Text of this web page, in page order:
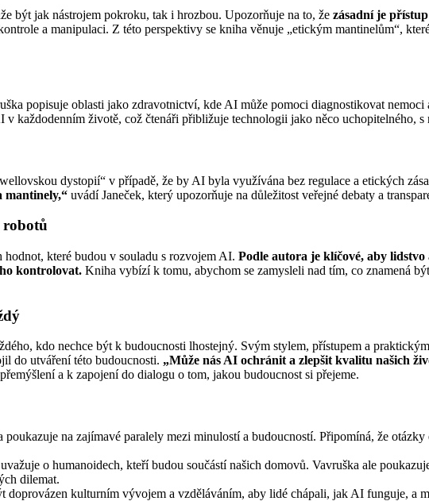
být jak nástrojem pokroku, tak i hrozbou. Upozorňuje na to, že zásadní je
a manipulaci. Z této perspektivy se kniha věnuje „etickým mantinelům“,
popisuje oblasti jako zdravotnictví, kde AI může pomoci diagnostikovat nemoci
každodenním životě, což čtenáři přibližuje technologii jako něco uchopitelného, s
dystopií“ v případě, že by AI byla využívána bez regulace a etických
mantinely,“ uvádí Janeček, který upozorňuje na důležitost veřejné debaty a
robotů
které budou v souladu s rozvojem AI. Podle autora je klíčové, aby
kontrolovat. Kniha vybízí k tomu, abychom se zamysleli nad tím, co znamená
kdo nechce být k budoucnosti lhostejný. Svým stylem, přístupem a
do utváření této budoucnosti. „Může nás AI ochránit a zlepšit kvalitu našich
a k zapojení do dialogu o tom, jakou budoucnost si přejeme.
na zajímavé paralely mezi minulostí a budoucností. Připomíná, že
uvažuje o humanoidech, kteří budou součástí našich domovů. Vavruška ale
dilemat.
doprovázen kulturním vývojem a vzděláváním, aby lidé chápali, jak AI funguje, a